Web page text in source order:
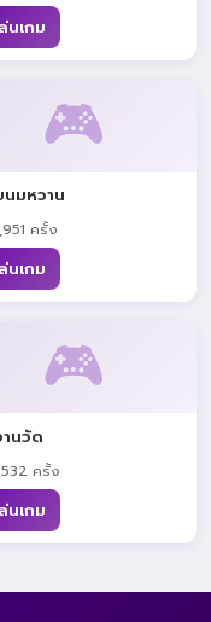
นเกม
🎮
นมหวาน
ครั้ง
นเกม
🎮
นวัด
ครั้ง
นเกม